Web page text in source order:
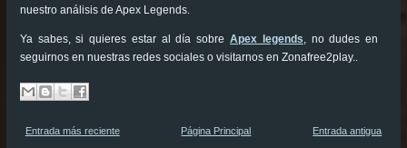
nuestro análisis de Apex Legends.
Ya sabes, si quieres estar al día sobreApex legends, no dudes en
seguirnos en nuestras redes sociales o visitarnos en Zonafree2play..
Entrada más reciente Entrada antigua
Página Principal